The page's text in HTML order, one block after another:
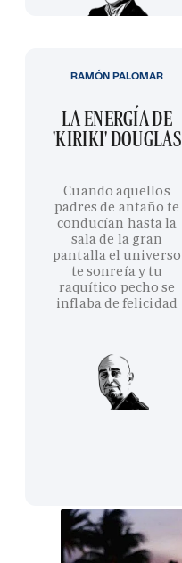
LA ENERGÍA DE
'KIRIKI' DOUGLAS
Cuando aquellos
padres de antaño te
conducían hasta la
sala de la gran
pantalla el universo
te sonreía y tu
raquítico pecho se
inflaba de felicidad
RAMÓN PALOMAR